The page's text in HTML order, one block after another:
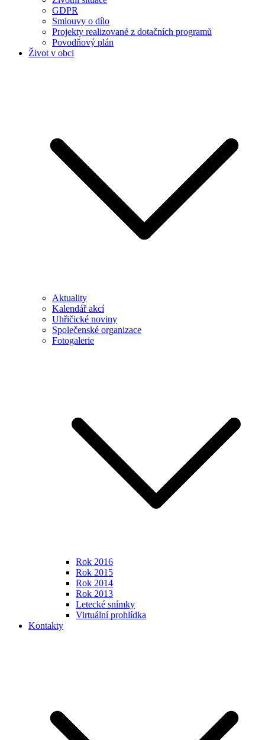
GDPR
Smlouvy o dílo
Projekty realizované z dotačních programů
Povodňový plán
Život v obci
Aktuality
Kalendář akcí
Uhřičické noviny
Společenské organizace
Fotogalerie
Rok 2016
Rok 2015
Rok 2014
Rok 2013
Letecké snímky
Virtuální prohlídka
Kontakty